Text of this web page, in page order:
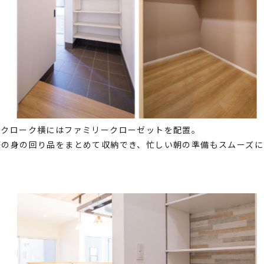
ローク横にはファミリークローゼットを配置。
身の回り品をまとめて収納でき、忙しい朝の準備もスムーズに